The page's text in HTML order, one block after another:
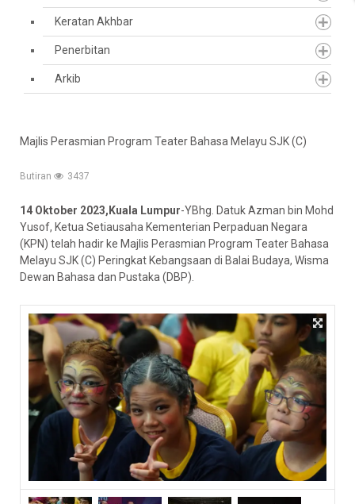
Keratan Akhbar
Penerbitan
Arkib
Majlis Perasmian Program Teater Bahasa Melayu SJK (C)
Butiran 3437
14 Oktober 2023,Kuala Lumpur-YBhg. Datuk Azman bin Mohd
Yusof, Ketua Setiausaha Kementerian Perpaduan Negara
(KPN) telah hadir ke Majlis Perasmian Program Teater Bahasa
Melayu SJK (C) Peringkat Kebangsaan di Balai Budaya, Wisma
Dewan Bahasa dan Pustaka (DBP).